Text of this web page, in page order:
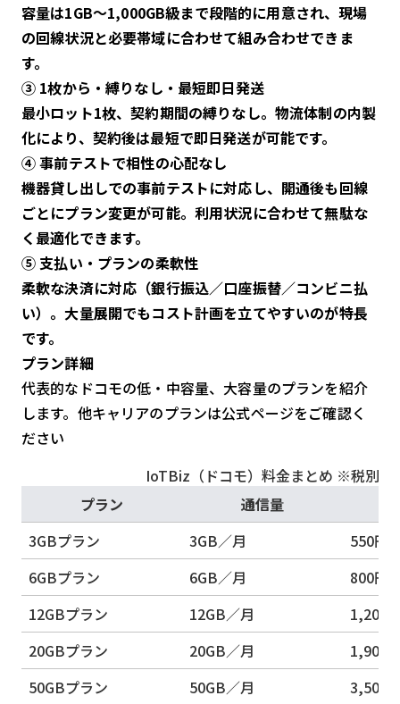
容量は1GB〜1,000GB級まで段階的に用意され、現場
の回線状況と必要帯域に合わせて組み合わせできま
す。
③ 1枚から・縛りなし・最短即日発送
最小ロット1枚、契約期間の縛りなし。物流体制の内製
化により、契約後は最短で即日発送が可能です。
④ 事前テストで相性の心配なし
機器貸し出しでの事前テストに対応し、開通後も回線
ごとにプラン変更が可能。利用状況に合わせて無駄な
く最適化できます。
⑤ 支払い・プランの柔軟性
柔軟な決済に対応（銀行振込／口座振替／コンビニ払
い）。大量展開でもコスト計画を立てやすいのが特長
です。
プラン詳細
代表的なドコモの低・中容量、大容量のプランを紹介
します。他キャリアのプランは公式ページをご確認く
ださい
IoTBiz（ドコモ）料金まとめ ※税別
プラン
通信量
3GBプラン
3GB／月
550円
6GBプラン
6GB／月
800円
12GBプラン
12GB／月
1,200
20GBプラン
20GB／月
1,900
50GBプラン
50GB／月
3,500